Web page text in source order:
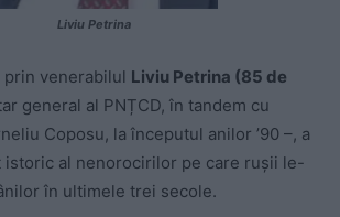
Liviu Petrina
prin venerabilul Liviu Petrina (85 de
general al PNȚCD, în tandem cu
Coposu, la începutul anilor ’90 –, a
al nenorocirilor pe care rușii le-
în ultimele trei secole.